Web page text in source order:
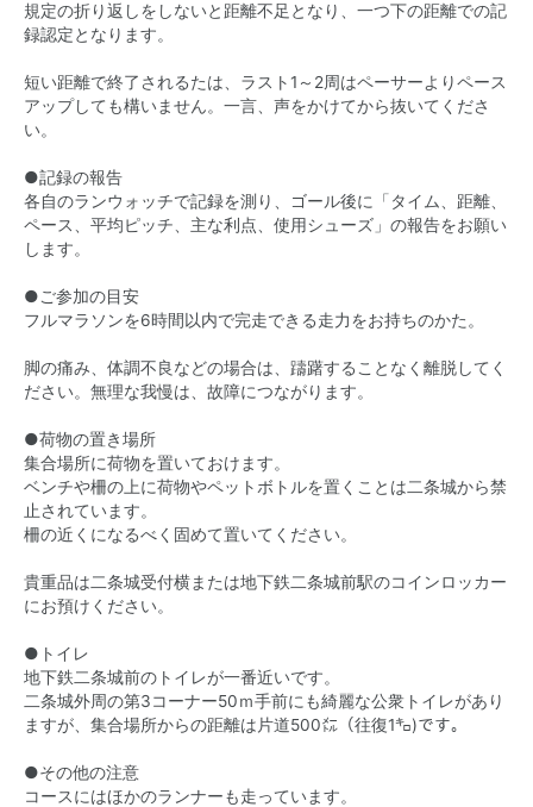
規定の折り返しをしないと距離不足となり、一つ下の距離での記
録認定となります。
短い距離で終了されるたは、ラスト1～2周はペーサーよりペース
アップしても構いません。一言、声をかけてから抜いてくださ
い。
●記録の報告
各自のランウォッチで記録を測り、ゴール後に「タイム、距離、
ペース、平均ピッチ、主な利点、使用シューズ」の報告をお願い
します。
●ご参加の目安
フルマラソンを6時間以内で完走できる走力をお持ちのかた。
脚の痛み、体調不良などの場合は、躊躇することなく離脱してく
ださい。無理な我慢は、故障につながります。
●荷物の置き場所
集合場所に荷物を置いておけます。
ベンチや柵の上に荷物やペットボトルを置くことは二条城から禁
止されています。
柵の近くになるべく固めて置いてください。
貴重品は二条城受付横または地下鉄二条城前駅のコインロッカー
にお預けください。
●トイレ
地下鉄二条城前のトイレが一番近いです。
二条城外周の第3コーナー50ｍ手前にも綺麗な公衆トイレがあり
ますが、集合場所からの距離は片道500㍍（往復1㌔)です。
●その他の注意
コースにはほかのランナーも走っています。